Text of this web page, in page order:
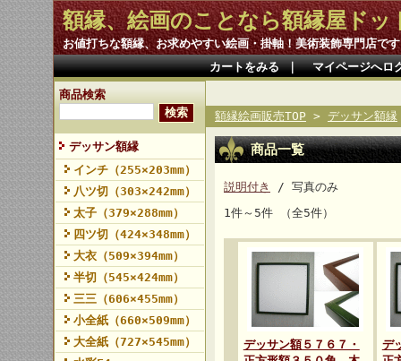
額縁、絵画のことなら額縁屋ドッ
お値打ちな額縁、お求めやすい絵画・掛軸！美術装飾専門店で
カートをみる｜ マイページへロ
商品検索
デッサン額縁
インチ（255×203mm）
八ツ切（303×242mm）
太子（379×288mm）
四ツ切（424×348mm）
大衣（509×394mm）
半切（545×424mm）
三三（606×455mm）
小全紙（660×509mm）
大全紙（727×545mm）
額縁絵画販売TOP > デッサン額縁
商品一覧
説明付き
/ 写真のみ
1件～5件 （全5件）
デッサン額５７６７・
デ